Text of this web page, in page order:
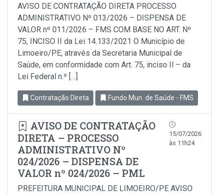
AVISO DE CONTRATAÇÃO DIRETA PROCESSO
ADMINISTRATIVO Nº 013/2026 – DISPENSA DE
VALOR nº 011/2026 – FMS COM BASE NO ART. Nº
75, INCISO II da Lei 14.133/2021 O Município de
Limoeiro/PE, através da Secretaria Municipal de
Saúde, em conformidade com Art. 75, inciso Il – da
Lei Federal n.º […]
Contratação Direta Fundo Mun. de Saúde - FMS
AVISO DE CONTRATAÇÃO
DIRETA – PROCESSO
ADMINISTRATIVO Nº
024/2026 – DISPENSA DE
VALOR nº 024/2026 – PML
15/07/2026
às 11h24
PREFEITURA MUNICIPAL DE LIMOEIRO/PE AVISO